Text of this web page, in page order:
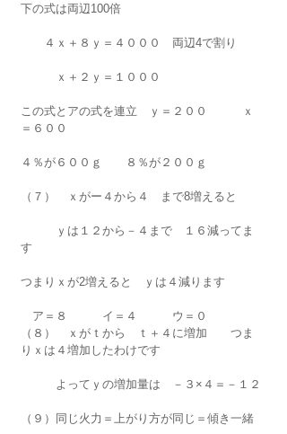
下の式は両辺100倍
４ｘ＋８ｙ＝４０００　両辺4で割り
ｘ＋２ｙ＝１０００
この式とアの式を連立　ｙ＝２００　　　ｘ
＝６００
４％が６００ｇ　　８％が２００ｇ
（７）　ｘがー４から４　まで8増えると
ｙは１２から－４まで　１６減ってま
す
つまりｘが2増えると　ｙは４減ります
ア＝８　　　イ＝４　　　ウ＝０
（８）　ｘがｔから　ｔ＋４に増加　　つま
りｘは４増加したわけです
よってｙの増加量は　－３×４＝－１２
（９）同じ火力＝上がり方が同じ＝傾き一緒